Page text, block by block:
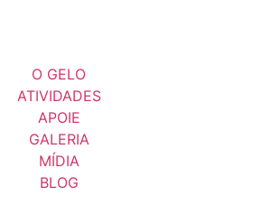
O GELO
ATIVIDADES
APOIE
GALERIA
MÍDIA
BLOG